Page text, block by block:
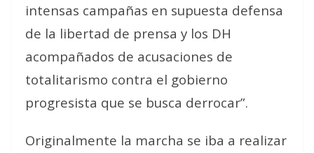
intensas campañas en supuesta defensa
de la libertad de prensa y los DH
acompañados de acusaciones de
totalitarismo contra el gobierno
progresista que se busca derrocar”.
Originalmente la marcha se iba a realizar